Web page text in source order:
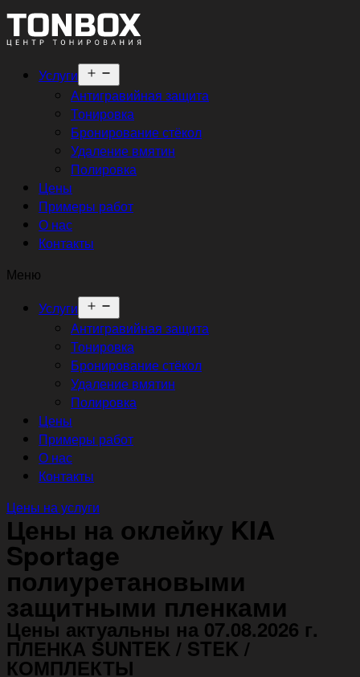
Услуги
меню
Антигравийная защита
Тонировка
Бронирование стёкол
Удаление вмятин
Полировка
Цены
Примеры работ
О нас
Контакты
Меню
Услуги
меню
Антигравийная защита
Тонировка
Бронирование стёкол
Удаление вмятин
Полировка
Цены
Примеры работ
О нас
Контакты
Цены на услуги
Цены на оклейку KIA
Sportage
полиуретановыми
защитными пленками
Цены актуальны на 07.08.2026 г.
ПЛЕНКА SUNTEK / STEK /
КОМПЛЕКТЫ